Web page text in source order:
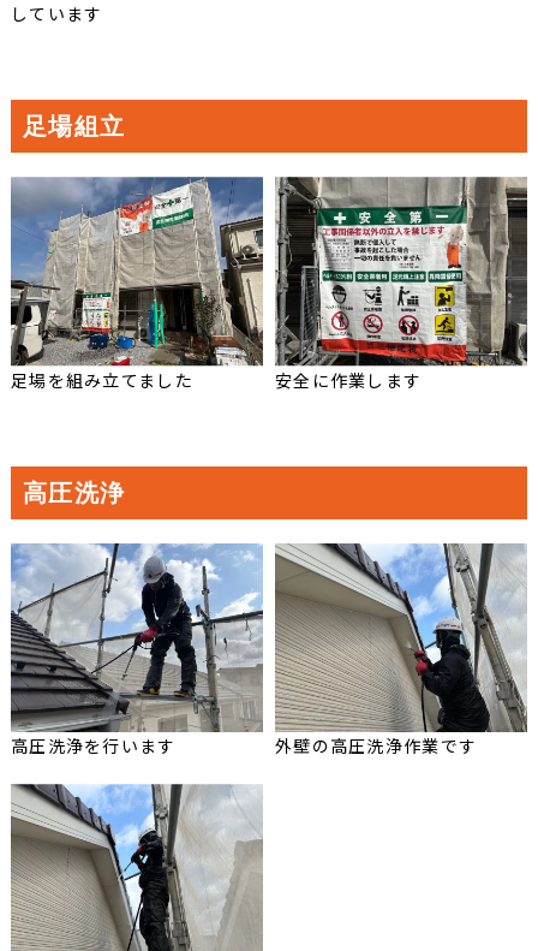
しています
足場組立
足場を組み立てました 安全に作業します
高圧洗浄
高圧洗浄を行います 外壁の高圧洗浄作業です